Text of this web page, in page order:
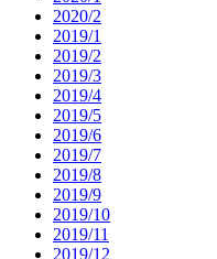
2020/2
2019/1
2019/2
2019/3
2019/4
2019/5
2019/6
2019/7
2019/8
2019/9
2019/10
2019/11
2019/12